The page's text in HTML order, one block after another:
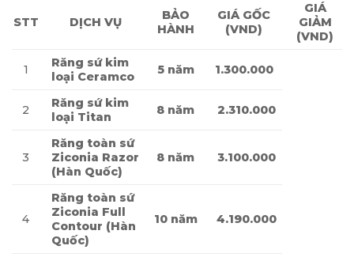
STT DỊCH VỤ
BẢO
HÀNH
GIÁ GỐC
(VND)
GIÁ
GIẢM
(VND)
1
Răng sứ kim
loại Ceramco
5 năm 1.300.000
2
Răng sứ kim
loại Titan
8 năm 2.310.000
3
Răng toàn sứ
Ziconia Razor
(Hàn Quốc)
8 năm 3.100.000
4
Răng toàn sứ
Ziconia Full
Contour (Hàn
Quốc)
10 năm 4.190.000